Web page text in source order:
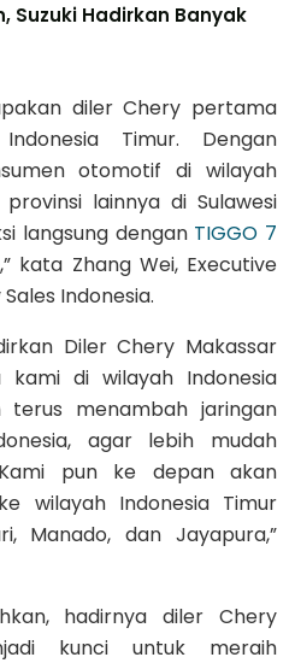
Suzuki Hadirkan Banyak
diler Chery pertama
Timur. Dengan
otomotif di wilayah
lainnya di Sulawesi
langsung dengan TIGGO 7
kata Zhang Wei, Executive
Indonesia.
Diler Chery Makassar
di wilayah Indonesia
terus menambah jaringan
agar lebih mudah
pun ke depan akan
wilayah Indonesia Timur
Manado, dan Jayapura,”
hadirnya diler Chery
kunci untuk meraih